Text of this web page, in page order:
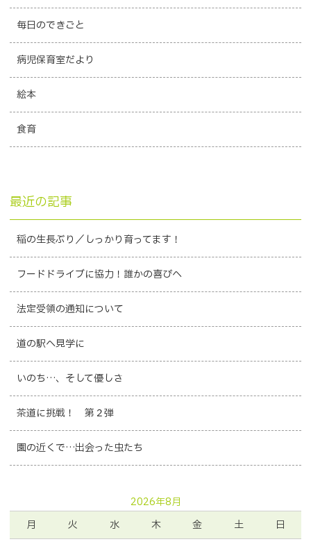
毎日のできごと
病児保育室だより
絵本
食育
最近の記事
稲の生長ぶり／しっかり育ってます！
フードドライブに協力！誰かの喜びへ
法定受領の通知について
道の駅へ見学に
いのち…、そして優しさ
茶道に挑戦！ 第２弾
園の近くで…出会った虫たち
2026年8月
月
火 水 木 金 土
日